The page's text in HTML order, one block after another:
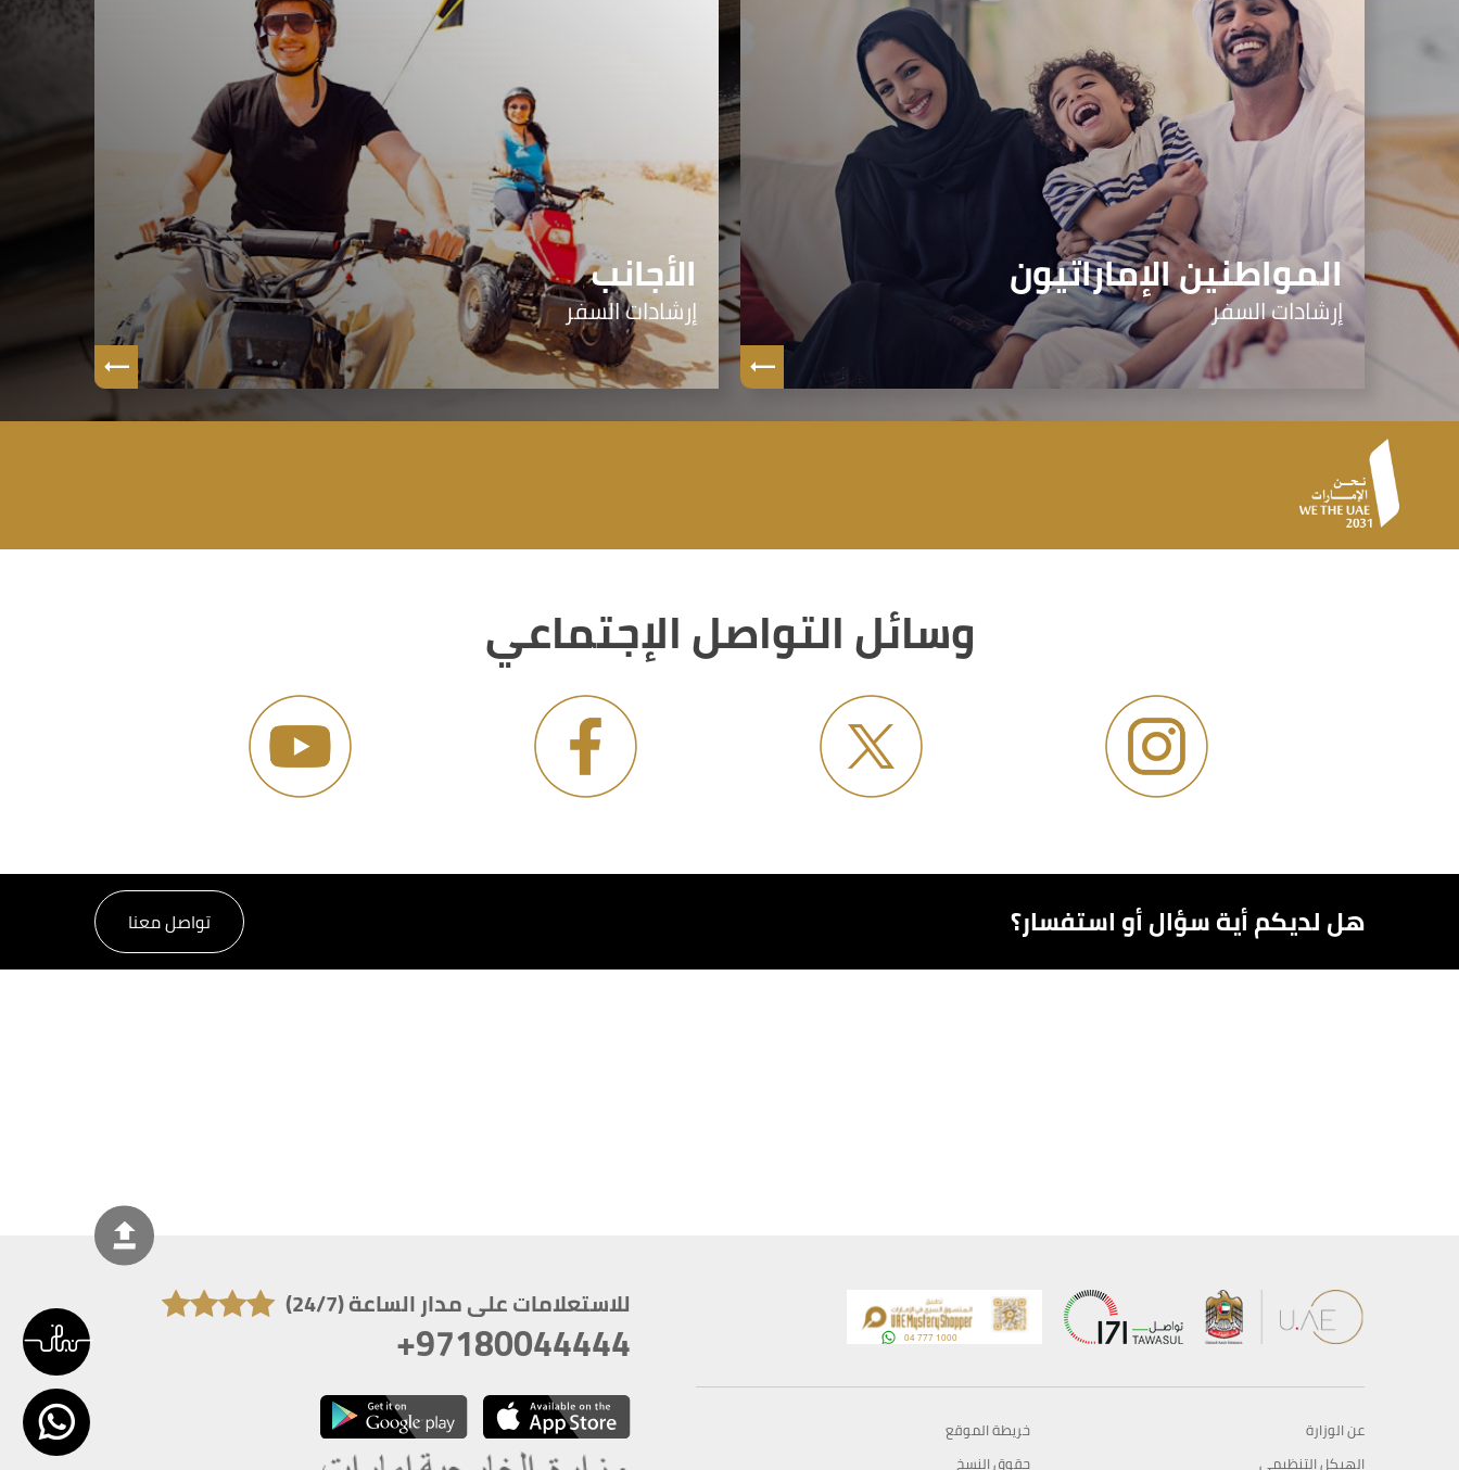
المواطنين الإماراتيون
إرشادات السفر
الأجانب
إرشادات السفر
وسائل التواصل الإجتماعي
هل لديكم أية سؤال أو استفسار؟ تواصل معنا
للاستعلامات على مدار الساعة (24/7)
+97180044444
عن الوزارة
الهيكل التنظيمي
خريطة الموقع
حقوق النسخ